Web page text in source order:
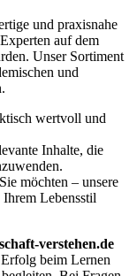
und praxisnahe
auf dem
Unser Sortiment
und
wertvoll und
Inhalte, die
möchten – unsere
Ihrem Lebensstil
verstehen.de
beim Lernen